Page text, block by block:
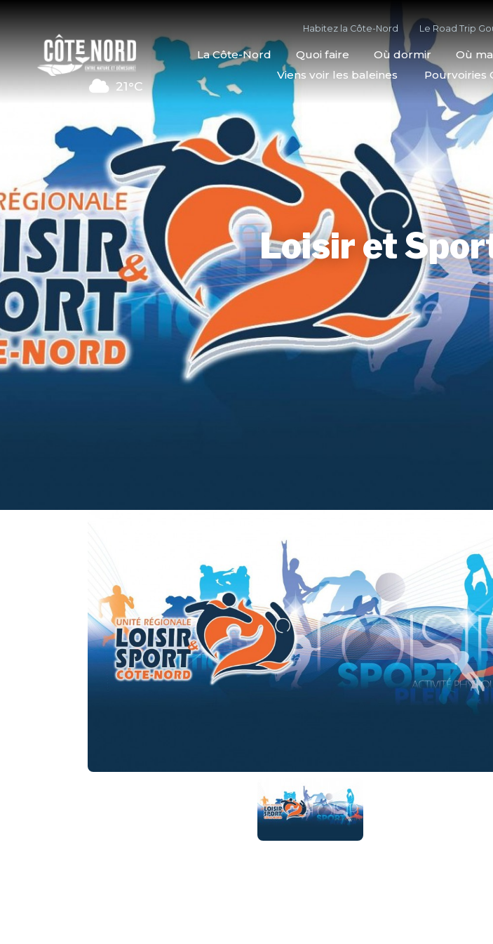
21°C
Habitez la Côte-Nord Le Road Trip
La Côte-Nord Quoi faire Où dormir Où
Viens voir les baleines
Pourvoiries
Loisir et